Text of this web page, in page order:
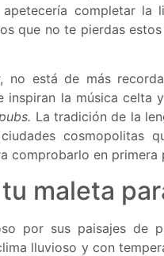
apetecería completar
que no te pierdas
no está de más
inspiran la música
La tradición de la
cosmopolitas
comprobarlo en primera
maleta
por sus paisajes de
lluvioso y con